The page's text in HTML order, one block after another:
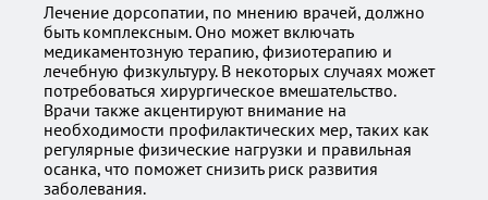
Лечение дорсопатии, по мнению врачей, должно
быть комплексным. Оно может включать
медикаментозную терапию, физиотерапию и
лечебную физкультуру. В некоторых случаях может
потребоваться хирургическое вмешательство.
Врачи также акцентируют внимание на
необходимости профилактических мер, таких как
регулярные физические нагрузки и правильная
осанка, что поможет снизить риск развития
заболевания.